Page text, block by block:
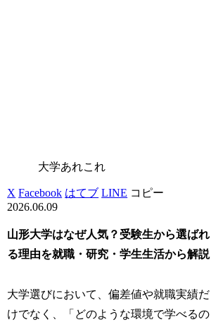
大学あれこれ
X Facebook はてブ LINE コピー
2026.06.09
山形大学はなぜ人気？受験生から選ばれ
る理由を就職・研究・学生生活から解説
大学選びにおいて、偏差値や就職実績だ
けでなく、「どのような環境で学べるの